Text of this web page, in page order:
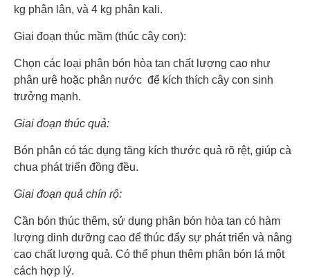
kg phân lân, và 4 kg phân kali.
Giai đoạn thúc mầm (thúc cây con):
Chọn các loại phân bón hòa tan chất lượng cao như
phân urê hoặc phân nước để kích thích cây con sinh
trưởng mạnh.
Giai đoạn thúc quả:
Bón phân có tác dụng tăng kích thước quả rõ rệt, giúp cà
chua phát triển đồng đều.
Giai đoạn quả chín rộ:
Cần bón thúc thêm, sử dụng phân bón hòa tan có hàm
lượng dinh dưỡng cao để thúc đẩy sự phát triển và nâng
cao chất lượng quả. Có thể phun thêm phân bón lá một
cách hợp lý.